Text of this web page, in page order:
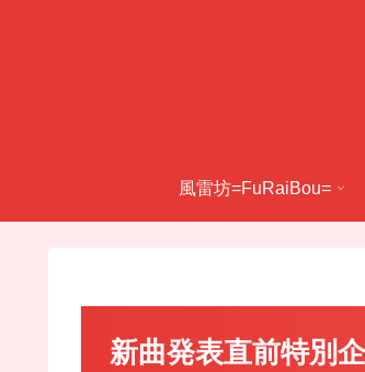
風雷坊=FuRaiBou=
新曲発表直前特別